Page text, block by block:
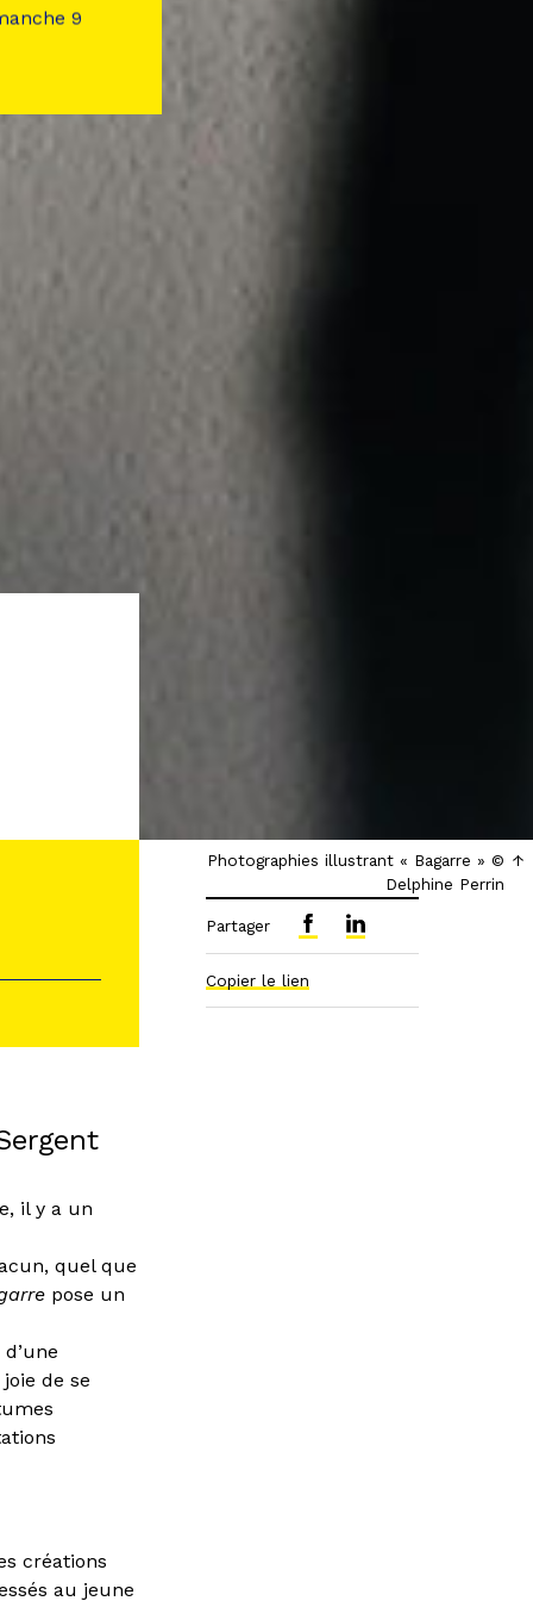
Photographies illustrant « Bagarre » ©
Delphine Perrin
il y a un
quel que
pose un
de se
créations
au jeune
Partager
Copier le lien
9